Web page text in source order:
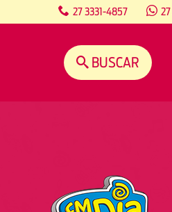
27 3331-4857
BUSCAR